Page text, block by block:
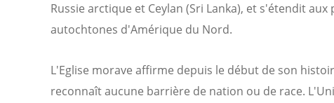
Russie arctique et Ceylan (Sri Lanka), et s'étendit
autochtones d'Amérique du Nord.
L'Eglise morave affirme depuis le début de son
reconnaît aucune barrière de nation ou de race.